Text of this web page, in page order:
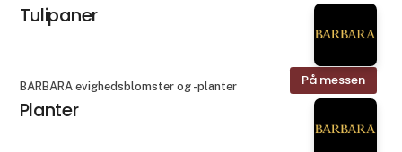
Tulipaner
På messen
BARBARA evighedsblomster og -planter
Planter